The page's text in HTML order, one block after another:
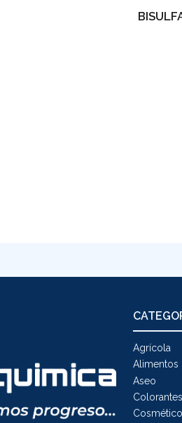
Agrícola
Alimentos
Aseo
Colorantes